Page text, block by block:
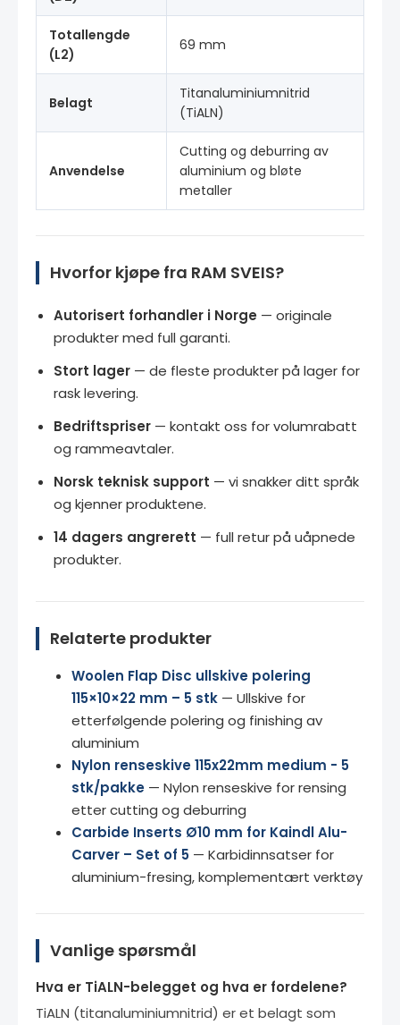
Totallengde
(L2)
69 mm
Belagt
Titanaluminiumnitrid
(TiALN)
Anvendelse
Cutting og deburring av
aluminium og bløte
metaller
Hvorfor kjøpe fra RAM SVEIS?
Autorisert forhandler i Norge — originale
produkter med full garanti.
Stort lager — de fleste produkter på lager for
rask levering.
Bedriftspriser — kontakt oss for volumrabatt
og rammeavtaler.
Norsk teknisk support — vi snakker ditt språk
og kjenner produktene.
14 dagers angrerett — full retur på uåpnede
produkter.
Relaterte produkter
Woolen Flap Disc ullskive polering
115×10×22 mm – 5 stk — Ullskive for
etterfølgende polering og finishing av
aluminium
Nylon renseskive 115x22mm medium - 5
stk/pakke — Nylon renseskive for rensing
etter cutting og deburring
Carbide Inserts Ø10 mm for Kaindl Alu-
Carver – Set of 5 — Karbidinnsatser for
aluminium-fresing, komplementært verktøy
Vanlige spørsmål
Hva er TiALN-belegget og hva er fordelene?
TiALN (titanaluminiumnitrid) er et belagt som